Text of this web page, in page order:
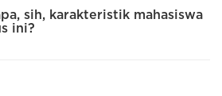
sih, karakteristik mahasiswa
ini?